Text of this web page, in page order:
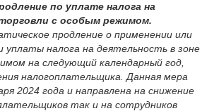
по уплате налога на
с особым режимом.
продление о применении или
уплаты налога на деятельность в зоне
на следующий календарный год,
налогоплательщика. Данная мера
2024 года и направлена на снижение
так и на сотрудников